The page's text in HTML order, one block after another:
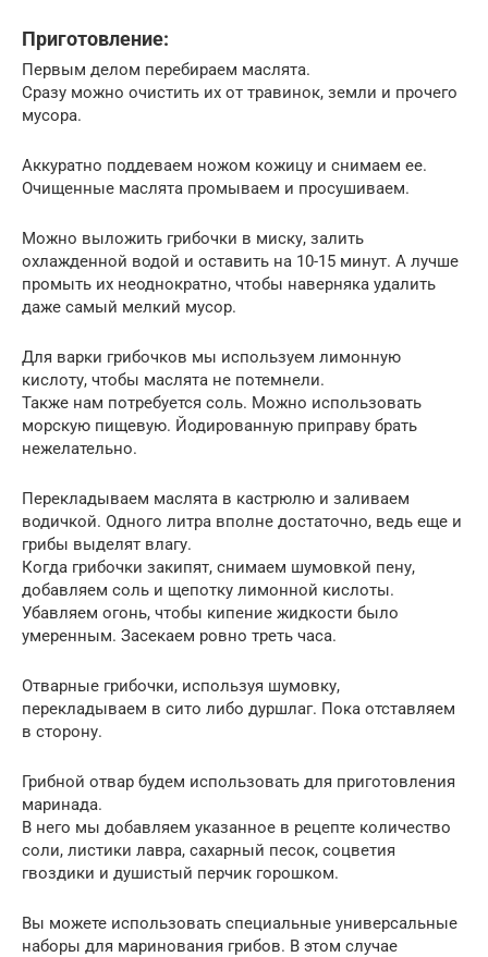
Приготовление:
Первым делом перебираем маслята.
Сразу можно очистить их от травинок, земли и прочего
мусора.
Аккуратно поддеваем ножом кожицу и снимаем ее.
Очищенные маслята промываем и просушиваем.
Можно выложить грибочки в миску, залить
охлажденной водой и оставить на 10-15 минут. А лучше
промыть их неоднократно, чтобы наверняка удалить
даже самый мелкий мусор.
Для варки грибочков мы используем лимонную
кислоту, чтобы маслята не потемнели.
Также нам потребуется соль. Можно использовать
морскую пищевую. Йодированную приправу брать
нежелательно.
Перекладываем маслята в кастрюлю и заливаем
водичкой. Одного литра вполне достаточно, ведь еще и
грибы выделят влагу.
Когда грибочки закипят, снимаем шумовкой пену,
добавляем соль и щепотку лимонной кислоты.
Убавляем огонь, чтобы кипение жидкости было
умеренным. Засекаем ровно треть часа.
Отварные грибочки, используя шумовку,
перекладываем в сито либо дуршлаг. Пока отставляем
в сторону.
Грибной отвар будем использовать для приготовления
маринада.
В него мы добавляем указанное в рецепте количество
соли, листики лавра, сахарный песок, соцветия
гвоздики и душистый перчик горошком.
Вы можете использовать специальные универсальные
наборы для маринования грибов. В этом случае